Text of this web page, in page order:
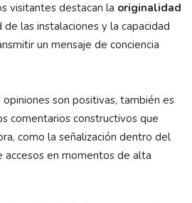
visitantes destacan la originalidad
de las instalaciones y la capacidad
un mensaje de conciencia
son positivas, también es
comentarios constructivos que
como la señalización dentro del
en momentos de alta